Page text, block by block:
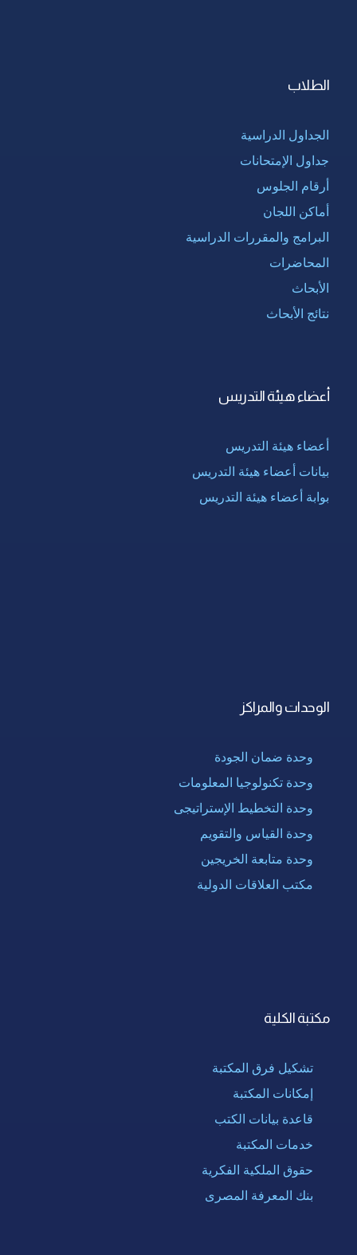
الطلاب
الجداول الدراسية
جداول الإمتحانات
أرقام الجلوس
أماكن اللجان
البرامج والمقررات الدراسية
المحاضرات
الأبحاث
نتائج الأبحاث
أعضاء هيئة التدريس
أعضاء هيئة التدريس
بيانات أعضاء هيئة التدريس
بوابة أعضاء هيئة التدريس
الوحدات والمراكز
وحدة ضمان الجودة
وحدة تكنولوجيا المعلومات
وحدة التخطيط الإستراتيجى
وحدة القياس والتقويم
وحدة متابعة الخريجين
مكتب العلاقات الدولية
مكتبة الكلية
تشكيل فرق المكتبة
إمكانات المكتبة
قاعدة بيانات الكتب
خدمات المكتبة
حقوق الملكية الفكرية
بنك المعرفة المصرى